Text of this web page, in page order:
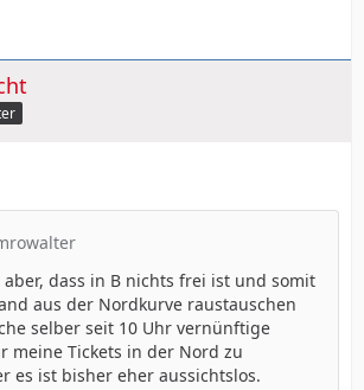
aber, dass in B nichts frei ist und somit
aus der Nordkurve raustauschen
selber seit 10 Uhr vernünftige
meine Tickets in der Nord zu
es ist bisher eher aussichtslos.